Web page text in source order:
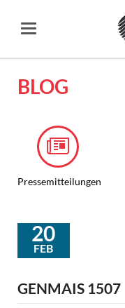
BLOG
Pressemitteilungen
20
FEB
GENMAIS 1507